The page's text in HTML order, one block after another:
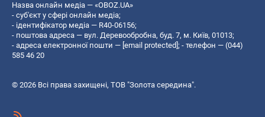
Назва онлайн медіа — «OBOZ.UA»
- суб'єкт у сфері онлайн медіа;
- ідентифікатор медіа — R40-06156;
- поштова адреса — вул. Деревообробна, буд. 7, м. Київ, 01013;
- адреса електронної пошти — [email protected] ; - телефон — (044)
585 46 20
© 2026 Всі права захищені, ТОВ "Золота середина".